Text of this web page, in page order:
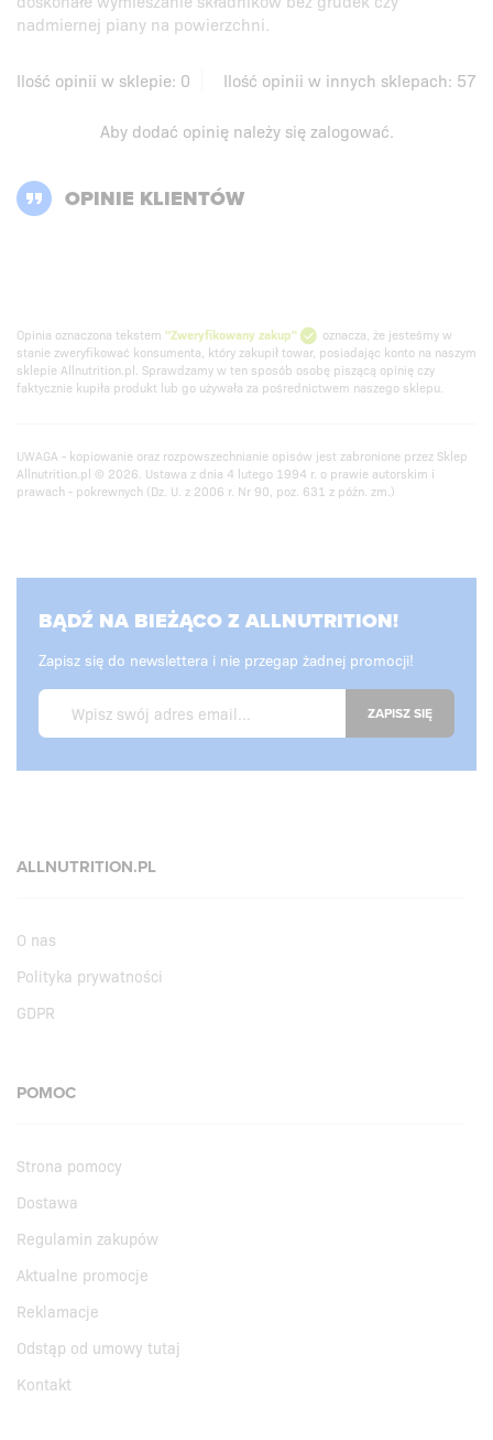
nadmiernej piany na powierzchni.
Ilość opinii w sklepie: 0 Ilość opinii w innych sklepach: 57
Aby dodać opinię należy się zalogować.
OPINIE KLIENTÓW
Opinia oznaczona tekstem "Zweryfikowany zakup"
oznacza, że jesteśmy w
stanie zweryfikować konsumenta, który zakupił towar, posiadając konto na naszym
sklepie Allnutrition.pl. Sprawdzamy w ten sposób osobę piszącą opinię czy
faktycznie kupiła produkt lub go używała za pośrednictwem naszego sklepu.
UWAGA - kopiowanie oraz rozpowszechnianie opisów jest zabronione przez Sklep
Allnutrition.pl © 2026. Ustawa z dnia 4 lutego 1994 r. o prawie autorskim i
prawach - pokrewnych (Dz. U. z 2006 r. Nr 90, poz. 631 z późn. zm.)
BĄDŹ NA BIEŻĄCO Z ALLNUTRITION!
Zapisz się do newslettera i nie przegap żadnej promocji!
ZAPISZ SIĘ
ALLNUTRITION.PL
O nas
Polityka prywatności
GDPR
POMOC
Strona pomocy
Dostawa
Regulamin zakupów
Aktualne promocje
Reklamacje
Odstąp od umowy tutaj
Kontakt